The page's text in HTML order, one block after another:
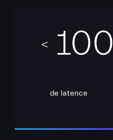
< 100
de latence